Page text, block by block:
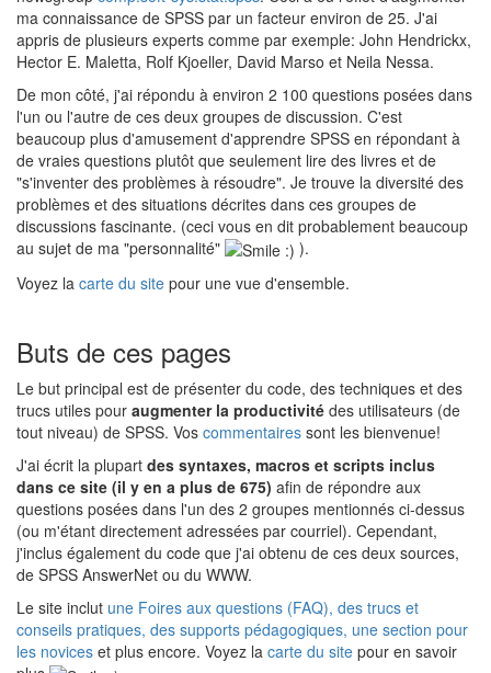
ma connaissance de SPSS par un facteur environ de 25. J'ai
appris de plusieurs experts comme par exemple: John Hendrickx,
Hector E. Maletta, Rolf Kjoeller, David Marso et Neila Nessa.
De mon côté, j'ai répondu à environ 2 100 questions posées dans
l'un ou l'autre de ces deux groupes de discussion. C'est
beaucoup plus d'amusement d'apprendre SPSS en répondant à
de vraies questions plutôt que seulement lire des livres et de
"s'inventer des problèmes à résoudre". Je trouve la diversité des
problèmes et des situations décrites dans ces groupes de
discussions fascinante. (ceci vous en dit probablement beaucoup
au sujet de ma "personnalité"
).
Voyez la carte du site pour une vue d'ensemble.
Buts de ces pages
Le but principal est de présenter du code, des techniques et des
trucs utiles pour augmenter la productivité des utilisateurs (de
tout niveau) de SPSS. Vos commentaires sont les bienvenue!
J'ai écrit la plupart des syntaxes, macros et scripts inclus
dans ce site (il y en a plus de 675) afin de répondre aux
questions posées dans l'un des 2 groupes mentionnés ci-dessus
(ou m'étant directement adressées par courriel). Cependant,
j'inclus également du code que j'ai obtenu de ces deux sources,
de SPSS AnswerNet ou du WWW.
Le site inclut une Foires aux questions (FAQ), des trucs et
conseils pratiques, des supports pédagogiques, une section pour
les novices et plus encore. Voyez la carte du site pour en savoir